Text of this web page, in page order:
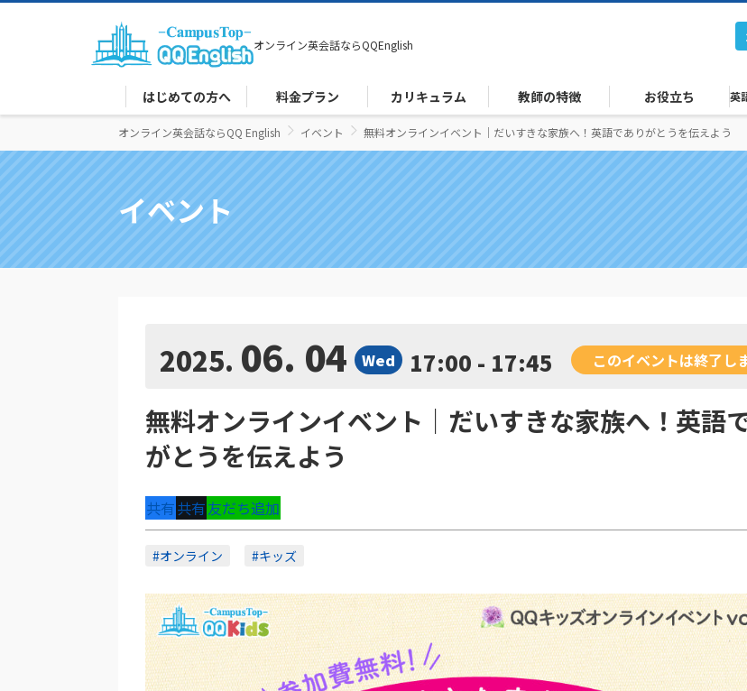
オンライン英会話ならQQEnglish
はじめての方へ 料金プラン カリキュラム 教師の特徴 お役立ち 英
オンライン英会話ならQQ English イベント 無料オンラインイベント｜だいすきな家族へ！英語でありがとうを伝えよう
イベント
2025 06. 04 Wed 17:00 - 17:45 このイベントは終了し
無料オンラインイベント｜だいすきな家族へ！英語
がとうを伝えよう
共有共有友だち追加
#オンライン #キッズ